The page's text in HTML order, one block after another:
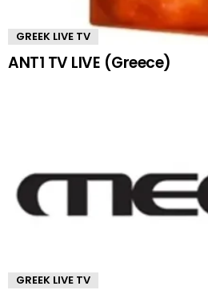
GREEK LIVE TV
ANT1 TV LIVE (Greece)
GREEK LIVE TV